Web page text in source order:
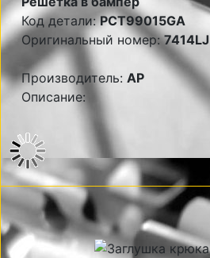
Код детали:PCT99015GA
Оригинальный номер:7414LJ
Производитель: AP
Описание: